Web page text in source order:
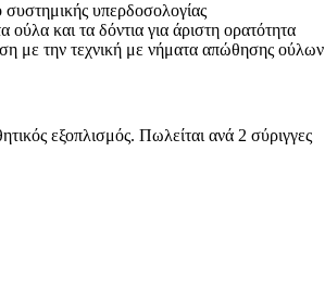
υπερδοσολογίας
και τα δόντια για άριστη ορατότητα
με την τεχνική με νήματα απώθησης ούλων
εξοπλισμός. Πωλείται ανά 2 σύριγγες